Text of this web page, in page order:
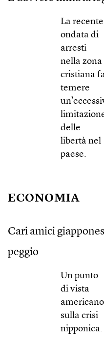
La recente
ondata di
arresti
nella zona
cristiana
temere
delle
libertà nel
paese.
ECONOMIA
Cari amici
peggio
Un punto
di vista
americano
sulla crisi
nipponica.